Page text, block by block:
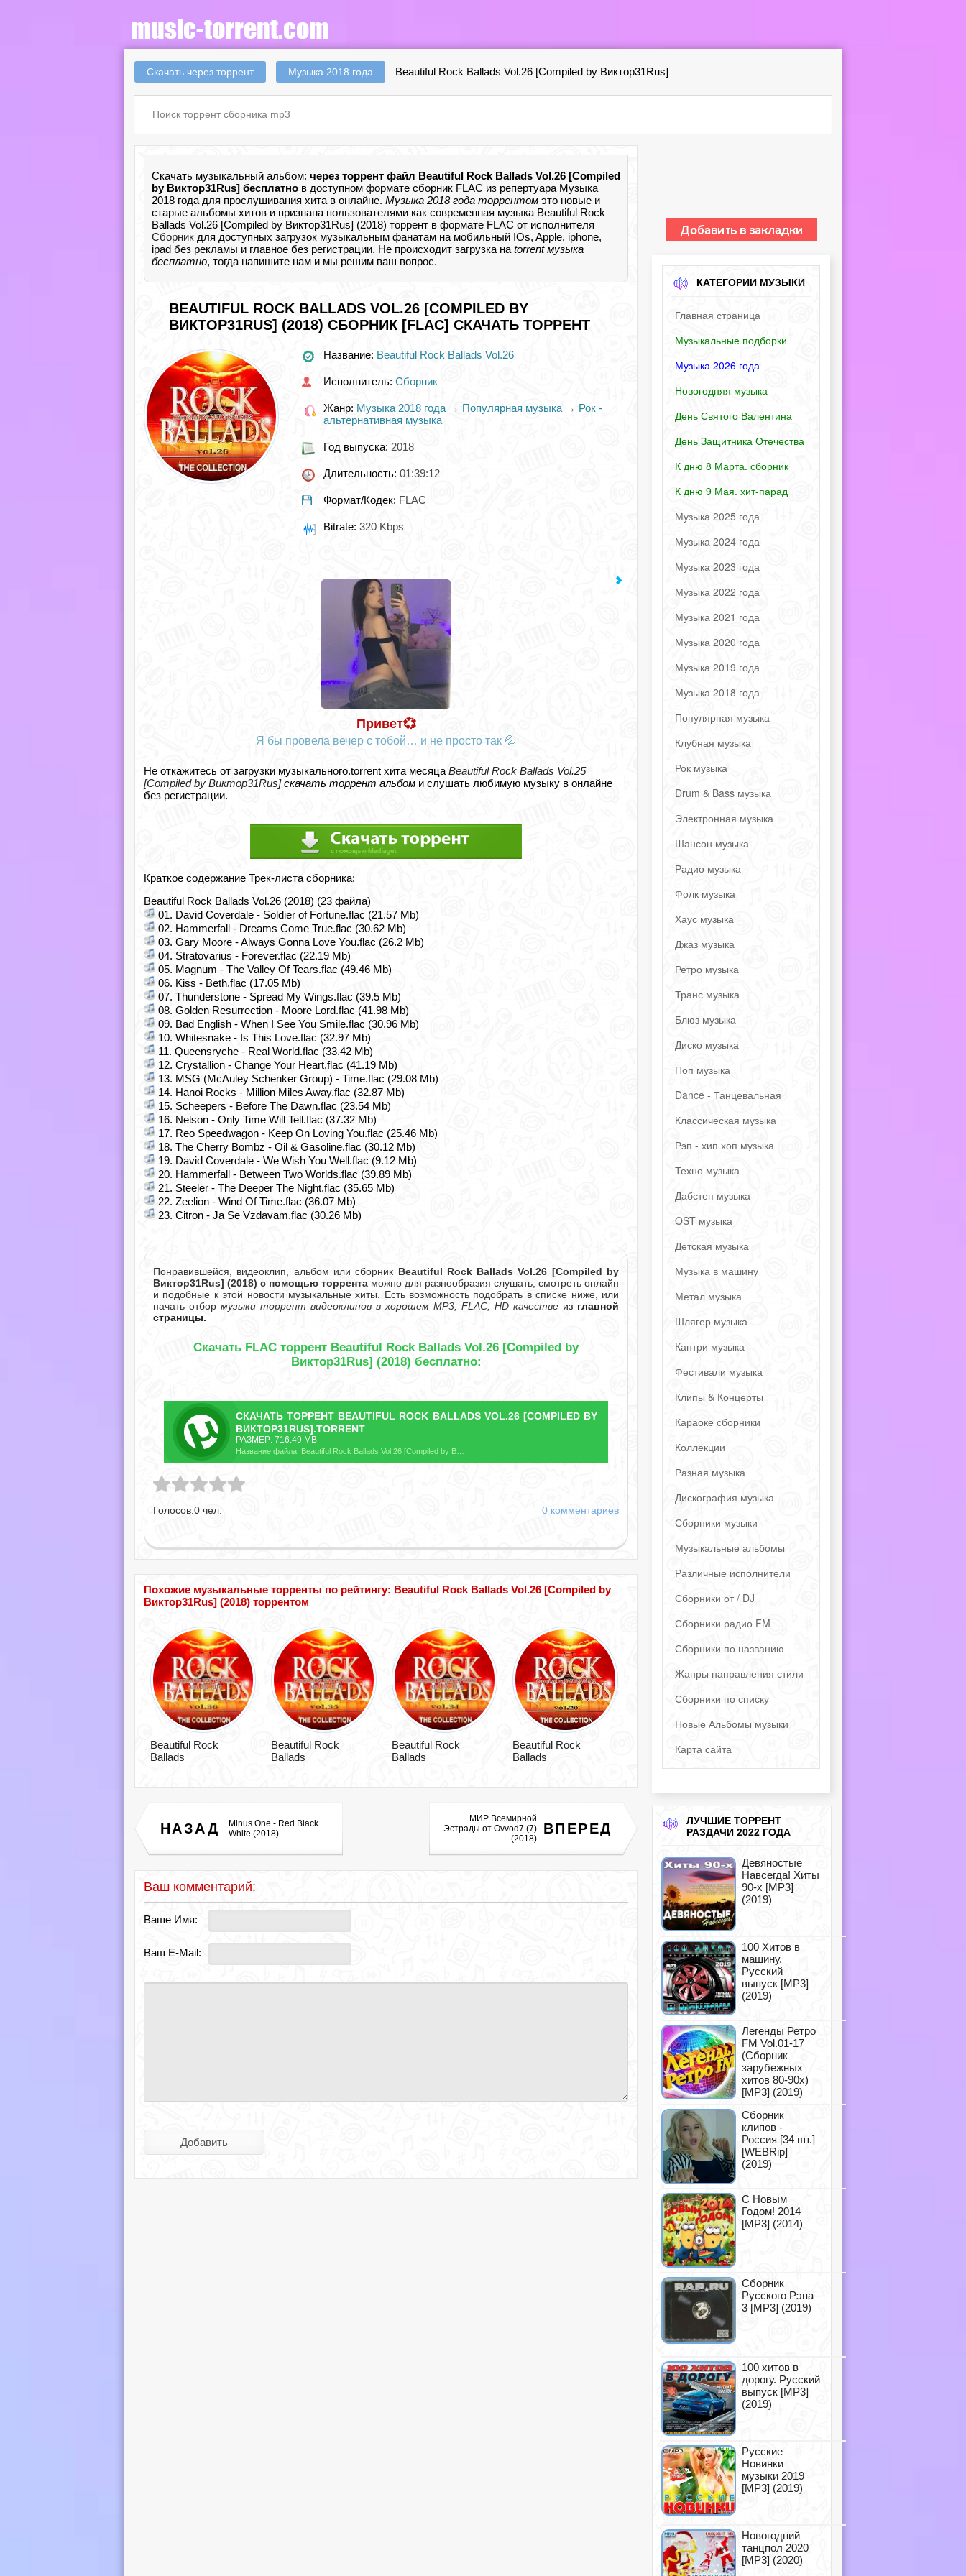
Скачать через торрент Музыка 2018 года Beautiful Rock Ballads Vol.26 [Compiled by Виктор31Rus]
Скачать музыкальный альбом: через торрент файл Beautiful Rock Ballads Vol.26 [Compiled
by Виктор31Rus] бесплатно в доступном формате сборник FLAC из репертуара Музыка
2018 года для прослушивания хита в онлайне. Музыка 2018 года торрентом это новые и
старые альбомы хитов и признана пользователями как современная музыка Beautiful Rock
Ballads Vol.26 [Compiled by Виктор31Rus] (2018) торрент в формате FLAC от исполнителя
Сборник для доступных загрузок музыкальным фанатам на мобильный IOs, Apple, iphone,
ipad без рекламы и главное без регистрации. Не происходит загрузка на torrent музыка
бесплатно, тогда напишите нам и мы решим ваш вопрос.
BEAUTIFUL ROCK BALLADS VOL.26 [COMPILED BY
ВИКТОР31RUS] (2018) СБОРНИК [FLAC] СКАЧАТЬ ТОРРЕНТ
Название: Beautiful Rock Ballads Vol.26
Исполнитель: Сборник
Жанр: Музыка 2018 года → Популярная музыка → Рок -
альтернативная музыка
Год выпуска: 2018
Длительность: 01:39:12
Формат/Кодек: FLAC
Bitrate: 320 Kbps
Привет💞
Я бы провела вечер с тобой… и не просто так 💦
Не откажитесь от загрузки музыкального.torrent хита месяца Beautiful Rock Ballads Vol.25
[Compiled by Виктор31Rus]скачать торрент альбом и слушать любимую музыку в онлайне
без регистрации.
Краткое содержание Трек-листа сборника:
Beautiful Rock Ballads Vol.26 (2018) (23 файла)
01. David Coverdale - Soldier of Fortune.flac (21.57 Mb)
02. Hammerfall - Dreams Come True.flac (30.62 Mb)
03. Gary Moore - Always Gonna Love You.flac (26.2 Mb)
04. Stratovarius - Forever.flac (22.19 Mb)
05. Magnum - The Valley Of Tears.flac (49.46 Mb)
06. Kiss - Beth.flac (17.05 Mb)
07. Thunderstone - Spread My Wings.flac (39.5 Mb)
08. Golden Resurrection - Moore Lord.flac (41.98 Mb)
09. Bad English - When I See You Smile.flac (30.96 Mb)
10. Whitesnake - Is This Love.flac (32.97 Mb)
11. Queensryche - Real World.flac (33.42 Mb)
12. Crystallion - Change Your Heart.flac (41.19 Mb)
13. MSG (McAuley Schenker Group) - Time.flac (29.08 Mb)
14. Hanoi Rocks - Million Miles Away.flac (32.87 Mb)
15. Scheepers - Before The Dawn.flac (23.54 Mb)
16. Nelson - Only Time Will Tell.flac (37.32 Mb)
17. Reo Speedwagon - Keep On Loving You.flac (25.46 Mb)
18. The Cherry Bombz - Oil & Gasoline.flac (30.12 Mb)
19. David Coverdale - We Wish You Well.flac (9.12 Mb)
20. Hammerfall - Between Two Worlds.flac (39.89 Mb)
21. Steeler - The Deeper The Night.flac (35.65 Mb)
22. Zeelion - Wind Of Time.flac (36.07 Mb)
23. Citron - Ja Se Vzdavam.flac (30.26 Mb)
Понравившейся, видеоклип, альбом или сборник Beautiful Rock Ballads Vol.26 [Compiled by
Виктор31Rus] (2018) с помощью торрента можно для разнообразия слушать, смотреть онлайн
и подобные к этой новости музыкальные хиты. Есть возможность подобрать в списке ниже, или
начать отбор музыки торрент видеоклипов в хорошем MP3, FLAC, HD качестве из главной
страницы.
Скачать FLAC торрент Beautiful Rock Ballads Vol.26 [Compiled by
Виктор31Rus] (2018) бесплатно:
СКАЧАТЬТОРРЕНТ BEAUTIFUL ROCK BALLADS VOL.26 [COMPILED BY
ВИКТОР31RUS].TORRENT
РАЗМЕР: 716.49 MB
Голосов:0 чел. 0 комментариев
Похожие музыкальные торренты по рейтингу: Beautiful Rock Ballads Vol.26 [Compiled by
Виктор31Rus] (2018) торрентом
Beautiful Rock
Ballads
Beautiful Rock
Ballads
Beautiful Rock
Ballads
Beautiful Rock
Ballads
НАЗАД
Minus One - Red Black
White (2018)
ВПЕРЕД
МИР Всемирной
Эстрады от Ovvod7 (7)
(2018)
Ваш комментарий:
Ваше Имя:
Ваш E-Mail:
КАТЕГОРИИ МУЗЫКИ
Главная страница
Музыкальные подборки
Музыка 2026 года
Новогодняя музыка
День Святого Валентина
День Защитника Отечества
К дню 8 Марта. сборник
К дню 9 Мая. хит-парад
Музыка 2025 года
Музыка 2024 года
Музыка 2023 года
Музыка 2022 года
Музыка 2021 года
Музыка 2020 года
Музыка 2019 года
Музыка 2018 года
Популярная музыка
Клубная музыка
Рок музыка
Drum & Bass музыка
Электронная музыка
Шансон музыка
Радио музыка
Фолк музыка
Хаус музыка
Джаз музыка
Ретро музыка
Транс музыка
Блюз музыка
Диско музыка
Поп музыка
Dance - Танцевальная
Классическая музыка
Рэп - хип хоп музыка
Техно музыка
Дабстеп музыка
OST музыка
Детская музыка
Музыка в машину
Метал музыка
Шлягер музыка
Кантри музыка
Фестивали музыка
Клипы & Концерты
Караоке сборники
Коллекции
Разная музыка
Дискография музыка
Сборники музыки
Музыкальные альбомы
Различные исполнители
Сборники от / DJ
Сборники радио FM
Сборники по названию
Жанры направления стили
Сборники по списку
Новые Альбомы музыки
Карта сайта
ЛУЧШИЕ ТОРРЕНТ
РАЗДАЧИ 2022 ГОДА
Девяностые
Навсегда! Хиты
90-х [MP3]
(2019)
100 Хитов в
машину.
Русский
выпуск [MP3]
(2019)
Легенды Ретро
FM Vol.01-17
(Сборник
зарубежных
хитов 80-90х)
[MP3] (2019)
Сборник
клипов -
Россия [34 шт.]
[WEBRip]
(2019)
С Новым
Годом! 2014
[MP3] (2014)
Сборник
Русского Рэпа
3 [MP3] (2019)
100 хитов в
дорогу. Русский
выпуск [MP3]
(2019)
Русские
Новинки
музыки 2019
[MP3] (2019)
Новогодний
танцпол 2020
[MP3] (2020)